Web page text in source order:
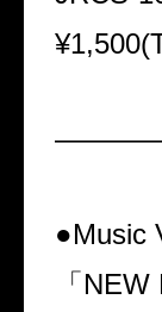
¥1,500(
●Music
「 NEW